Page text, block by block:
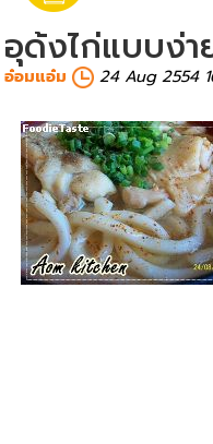
อุด้งไก่แบบง่า
อ๋อมแอ๋ม 24 Aug 2554